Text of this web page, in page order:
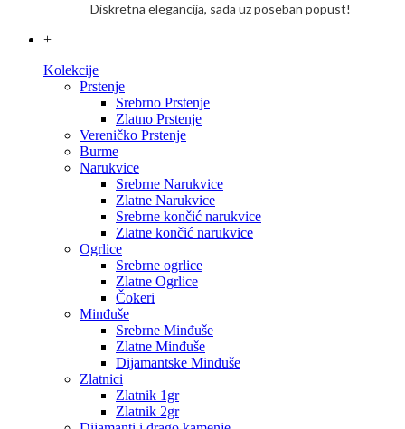
Diskretna elegancija, sada uz poseban popust!
+
Kolekcije
Prstenje
Srebrno Prstenje
Zlatno Prstenje
Vereničko Prstenje
Burme
Narukvice
Srebrne Narukvice
Zlatne Narukvice
Srebrne končić narukvice
Zlatne končić narukvice
Ogrlice
Srebrne ogrlice
Zlatne Ogrlice
Čokeri
Minđuše
Srebrne Minđuše
Zlatne Minđuše
Dijamantske Minđuše
Zlatnici
Zlatnik 1gr
Zlatnik 2gr